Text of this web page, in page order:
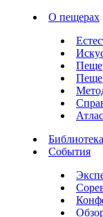
О пещерах
Библиотека
События